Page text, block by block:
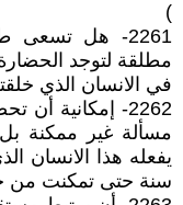
)
2261- هل
مطلقة لتوجد
في الانسان الذي
2262- إمكانية
مسألة غير ممكنة
يفعله هذا الانسان
سنة حتى تمكنت من